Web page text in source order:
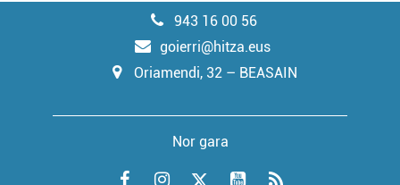
943 16 00 56
goierri@hitza.eus
Oriamendi, 32 – BEASAIN
Nor gara